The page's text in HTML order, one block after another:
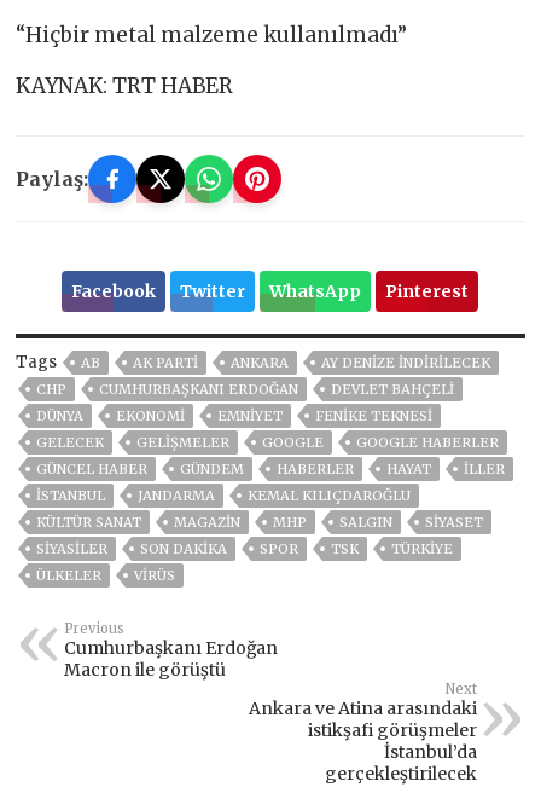
“Hiçbir metal malzeme kullanılmadı”
KAYNAK: TRT HABER
Paylaş:
Facebook Twitter WhatsApp Pinterest
Tags AB AK PARTİ ANKARA
AY DENIZE INDIRILECEK
CHP
CUMHURBAŞKANI ERDOĞAN
DEVLET BAHÇELİ
DÜNYA
EKONOMİ EMNİYET
FENIKE TEKNESI
GELECEK
GELIŞMELER GOOGLE
GOOGLE HABERLER
GÜNCEL HABER
GÜNDEM HABERLER HAYAT
İLLER
ISTANBUL
JANDARMA
KEMAL KILIÇDAROĞLU
KÜLTÜR SANAT
MAGAZİN MHP SALGIN
SİYASET
SİYASİLER
SON DAKIKA SPOR TSK
TÜRKİYE
ÜLKELER
VIRÜS
Previous
Cumhurbaşkanı Erdoğan
Macron ile görüştü
Next
Ankara ve Atina arasındaki
istikşafi görüşmeler
İstanbul’da
gerçekleştirilecek